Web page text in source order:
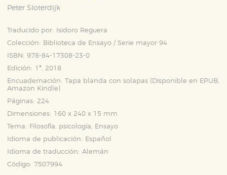
Peter Sloterdijk
Traducido por:
Isidoro Reguera
Colección:
Biblioteca de Ensayo / Serie mayor 94
ISBN: 978-84-17308-23-0
Edición: 1ª, 2018
Encuadernación: Tapa blanda con solapas (Disponible en EPUB,
Amazon Kindle )
Páginas: 224
Dimensiones: 160 x 240 x 15 mm
Tema:
Filosofía, psicología, Ensayo
Idioma de publicación:
Español
Idioma de traducción: Alemán
Código: 7507994